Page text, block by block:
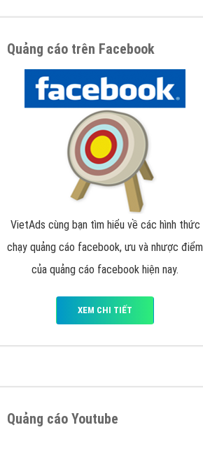
Quảng cáo trên Facebook
VietAds cùng bạn tìm hiểu về các hình thức
chạy quảng cáo facebook, ưu và nhược điểm
của quảng cáo facebook hiện nay.
XEM CHI TIẾT
Quảng cáo Youtube